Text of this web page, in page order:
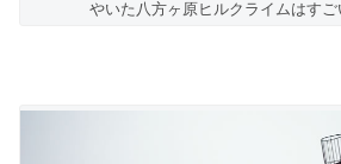
やいた八方ヶ原ヒルクライムはす